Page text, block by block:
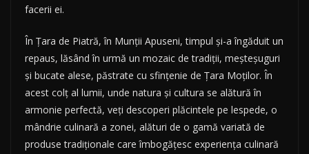
facerii ei.
În Țara de Piatră, în Munții Apuseni, timpul și-a îngăduit un
repaus, lăsând în urmă un mozaic de tradiții, meșteșuguri
și bucate alese, păstrate cu sfințenie de Țara Moților. În
acest colț al lumii, unde natura și cultura se alătură în
armonie perfectă, veți descoperi plăcintele pe lespede, o
mândrie culinară a zonei, alături de o gamă variată de
produse tradiționale care îmbogățesc experiența culinară